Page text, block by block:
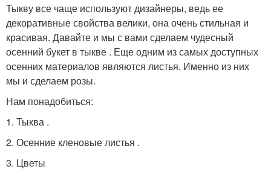
Тыкву все чаще используют дизайнеры, ведь ее
декоративные свойства велики, она очень стильная и
красивая. Давайте и мы с вами сделаем чудесный
осенний букет в тыкве . Еще одним из самых доступных
осенних материалов являются листья. Именно из них
мы и сделаем розы.
Нам понадобиться:
1. Тыква .
2. Осенние кленовые листья .
3. Цветы